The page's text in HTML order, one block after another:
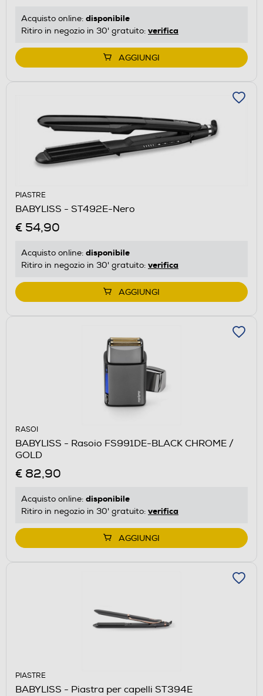
Acquisto online: disponibile
Ritiro in negozio in 30' gratuito: verifica
AGGIUNGI
PIASTRE
BABYLISS - ST492E-Nero
€ 54,90
Acquisto online: disponibile
Ritiro in negozio in 30' gratuito: verifica
AGGIUNGI
RASOI
BABYLISS - Rasoio FS991DE-BLACK CHROME /
GOLD
€ 82,90
Acquisto online: disponibile
Ritiro in negozio in 30' gratuito: verifica
AGGIUNGI
PIASTRE
BABYLISS - Piastra per capelli ST394E